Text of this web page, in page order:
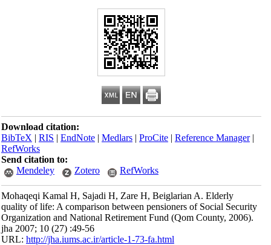
Download citation:
BibTeX|RIS|EndNote|Medlars|ProCite|Reference Manager
RefWorks
Send citation to:
Mendeley
Zotero RefWorks
Mohaqeqi Kamal H, Sajadi H, Zare H, Beiglarian A. Elderly
quality of life: A comparison between pensioners of Social Security
Organization and National Retirement Fund (Qom County, 2006).
jha 2007; 10 (27) :49-56
URL:http://jha.iums.ac.ir/article-1-73-fa.html